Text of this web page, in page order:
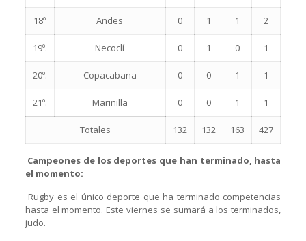
18º Andes 0 1 1 2
19º. Necoclí 0 1 0 1
20º. Copacabana 0 0 1 1
21º. Marinilla 0 0 1 1
Totales 132 132 163 427
Campeones de los deportes que han terminado, hasta
el momento:
Rugby es el único deporte que ha terminado competencias
hasta el momento. Este viernes se sumará a los terminados,
judo.